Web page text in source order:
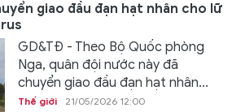
giao đầu đạn hạt nhân cho lữ
GD&TĐ - Theo Bộ Quốc phòng
Nga, quân đội nước này đã
chuyển giao đầu đạn hạt nhân...
Thế giới 21/05/2026 12:00